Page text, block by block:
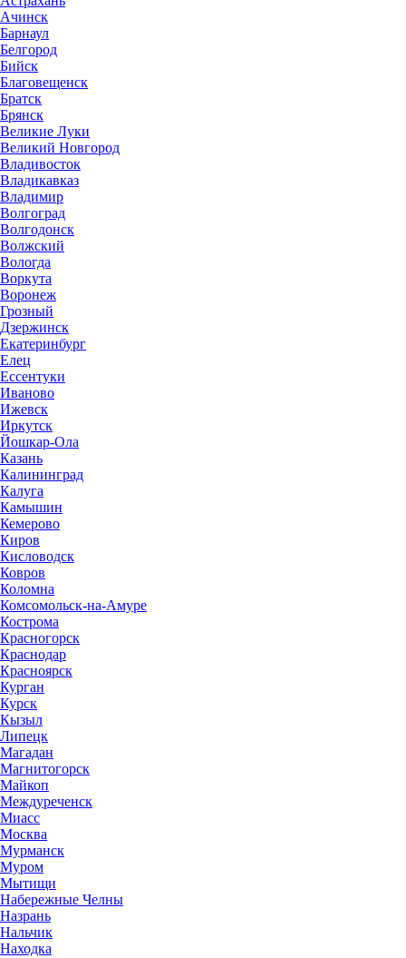
Ачинск
Барнаул
Белгород
Бийск
Благовещенск
Братск
Брянск
Великие Луки
Великий Новгород
Владивосток
Владикавказ
Владимир
Волгоград
Волгодонск
Волжский
Вологда
Воркута
Воронеж
Грозный
Дзержинск
Екатеринбург
Елец
Ессентуки
Иваново
Ижевск
Иркутск
Йошкар-Ола
Казань
Калининград
Калуга
Камышин
Кемерово
Киров
Кисловодск
Ковров
Коломна
Комсомольск-на-Амуре
Кострома
Красногорск
Краснодар
Красноярск
Курган
Курск
Кызыл
Липецк
Магадан
Магнитогорск
Майкоп
Междуреченск
Миасс
Москва
Мурманск
Муром
Мытищи
Набережные Челны
Назрань
Нальчик
Находка